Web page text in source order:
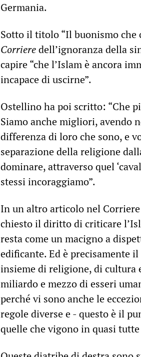
Germania.
Sotto il titolo “Il buonismo che
Corrieredell’ignoranza della
capire “che l’Islam è ancora
incapace di uscirne”.
Ostellino ha poi scritto: “Che
Siamo anche migliori, avendo
differenza di loro che sono, e
separazione della religione
dominare, attraverso quel
stessi incoraggiamo”.
In un altro articolo nel
chiesto il diritto di criticare
resta come un macigno a
edificante. Ed è precisamente
insieme di religione, di cultura
miliardo e mezzo di esseri
perché vi sono anche le
regole diverse e - questo è il
quelle che vigono in quasi